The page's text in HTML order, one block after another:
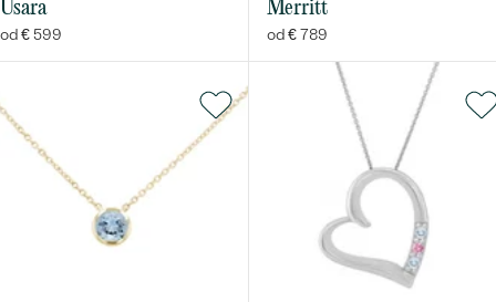
Usara
od € 599
Merritt
od € 789